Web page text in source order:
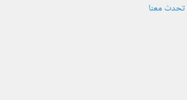
تحدث معنا